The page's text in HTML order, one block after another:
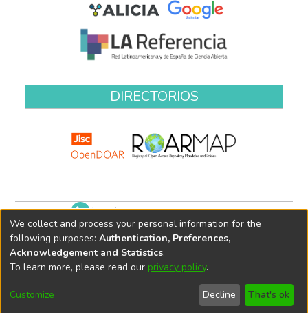
DIRECTORIOS
(511) 204-9900 anexo 7171
biblioteca@oefa.gob.pe
We collect and process your personal information for the
following purposes: Authentication, Preferences,
Acknowledgement and Statistics.
To learn more, please read our privacy policy.
Customize Decline That's ok